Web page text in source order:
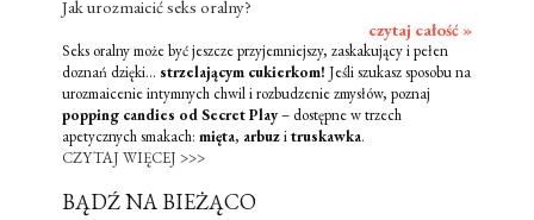
Jak urozmaicić seks oralny?
czytaj całość »
Seks oralny może być jeszcze przyjemniejszy, zaskakujący i pełen
doznań dzięki... strzelającym cukierkom! Jeśli szukasz sposobu na
urozmaicenie intymnych chwil i rozbudzenie zmysłów, poznaj
popping candies od Secret Play– dostępne w trzech
apetycznych smakach: mięta, arbuzitruskawka.
CZYTAJ WIĘCEJ >>>
BĄDŹ NA BIEŻĄCO